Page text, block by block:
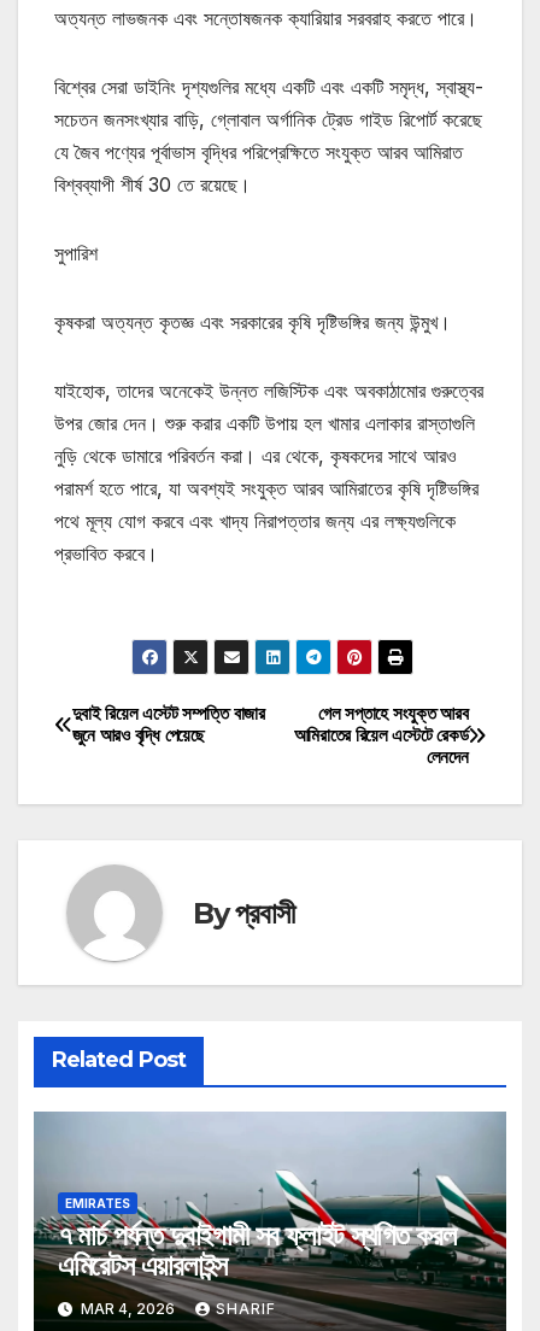
অত্যন্ত লাভজনক এবং সন্তোষজনক ক্যারিয়ার সরবরাহ করতে পারে।
বিশ্বের সেরা ডাইনিং দৃশ্যগুলির মধ্যে একটি এবং একটি সমৃদ্ধ, স্বাস্থ্য-
সচেতন জনসংখ্যার বাড়ি, গ্লোবাল অর্গানিক ট্রেড গাইড রিপোর্ট করেছে
যে জৈব পণ্যের পূর্বাভাস বৃদ্ধির পরিপ্রেক্ষিতে সংযুক্ত আরব আমিরাত
বিশ্বব্যাপী শীর্ষ 30 তে রয়েছে।
সুপারিশ
কৃষকরা অত্যন্ত কৃতজ্ঞ এবং সরকারের কৃষি দৃষ্টিভঙ্গির জন্য উন্মুখ।
যাইহোক, তাদের অনেকেই উন্নত লজিস্টিক এবং অবকাঠামোর গুরুত্বের
উপর জোর দেন। শুরু করার একটি উপায় হল খামার এলাকার রাস্তাগুলি
নুড়ি থেকে ডামারে পরিবর্তন করা। এর থেকে, কৃষকদের সাথে আরও
পরামর্শ হতে পারে, যা অবশ্যই সংযুক্ত আরব আমিরাতের কৃষি দৃষ্টিভঙ্গির
পথে মূল্য যোগ করবে এবং খাদ্য নিরাপত্তার জন্য এর লক্ষ্যগুলিকে
প্রভাবিত করবে।
Post
গেল সপ্তাহে সংযুক্ত আরব
আমিরাতের রিয়েল এস্টেটে রেকর্ড
লেনদেন
দুবাই রিয়েল এস্টেট সম্পত্তি বাজার
জুনে আরও বৃদ্ধি পেয়েছে
Byপ্রবাসী
Related Post
EMIRATES
৭ মার্চ পর্যন্ত দুবাইগামী সব ফ্লাইট স্থগিত করল
এমিরেটস এয়ারলাইন্স
MAR 4, 2026 SHARIF